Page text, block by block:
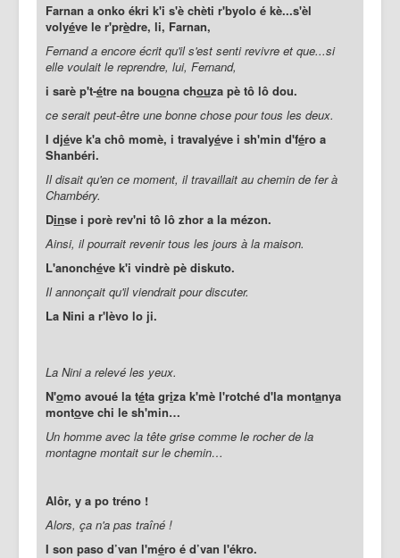
Farnan a onko ékri k'i s'è chèti r'byolo é kè...s'èl
volyéve le r'prèdre, li, Farnan,
Fernand a encore écrit qu'il s'est senti revivre et que...si
elle voulait le reprendre, lui, Fernand,
i sarè p't-étre na bouona chouza pè tô lô dou.
ce serait peut-être une bonne chose pour tous les deux.
I djéve k'a chô momè, i travalyéve i sh'min d'féro a
Shanbéri.
Il disait qu'en ce moment, il travaillait au chemin de fer à
Chambéry.
Dinse i porè rev'ni tô lô zhor a la mézon.
Ainsi, il pourrait revenir tous les jours à la maison.
L'anonchéve k'i vindrè pè diskuto.
Il annonçait qu'il viendrait pour discuter.
La Nini a r'lèvo lo ji.
La Nini a relevé les yeux.
N'omo avoué la téta griza k'mè l'rotché d'la montanya
montove chi le sh'min…
Un homme avec la tête grise comme le rocher de la
montagne montait sur le chemin…
Alôr, y a po tréno !
Alors, ça n'a pas traîné !
I son paso d’van l'méro é d’van l'ékro.